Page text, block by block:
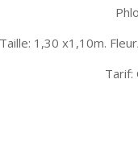
1,30 x1,10m.
Tarif: